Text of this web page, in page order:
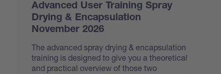
Advanced User Training Spray
Drying & Encapsulation
November 2026
The advanced spray drying & encapsulation
training is designed to give you a theoretical
and practical overview of those two